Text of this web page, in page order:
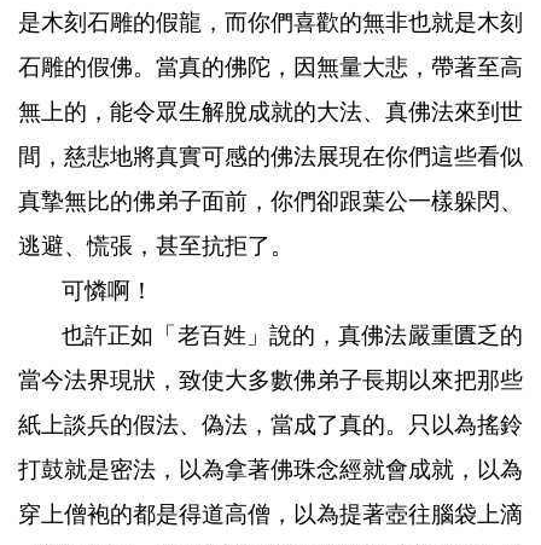
是木刻石雕的假龍，而你們喜歡的無非也就是木刻
石雕的假佛。當真的佛陀，因無量大悲，帶著至高
無上的，能令眾生解脫成就的大法、真佛法來到世
間，慈悲地將真實可感的佛法展現在你們這些看似
真摯無比的佛弟子面前，你們卻跟葉公一樣躲閃、
逃避、慌張，甚至抗拒了。
可憐啊！
也許正如「老百姓」說的，真佛法嚴重匱乏的
當今法界現狀，致使大多數佛弟子長期以來把那些
紙上談兵的假法、偽法，當成了真的。只以為搖鈴
打鼓就是密法，以為拿著佛珠念經就會成就，以為
穿上僧袍的都是得道高僧，以為提著壺往腦袋上滴